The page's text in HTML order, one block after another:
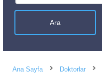
Ana Sayfa Doktorlar